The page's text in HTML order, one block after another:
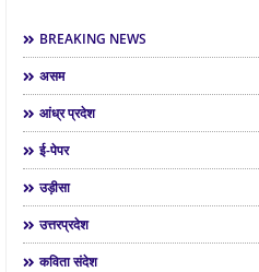
BREAKING NEWS
असम
आंध्र प्रदेश
ई-पेपर
उड़ीसा
उत्तरप्रदेश
कविता संदेश